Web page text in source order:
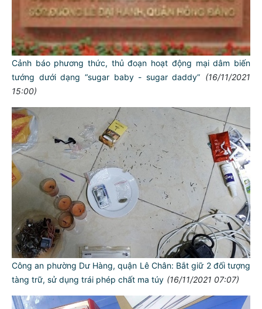
Cảnh báo phương thức, thủ đoạn hoạt động mại dâm biến
tướng dưới dạng “sugar baby - sugar daddy” (16/11/2021
15:00)
Công an phường Dư Hàng, quận Lê Chân: Bắt giữ 2 đối tượng
tàng trữ, sử dụng trái phép chất ma túy (16/11/2021 07:07)